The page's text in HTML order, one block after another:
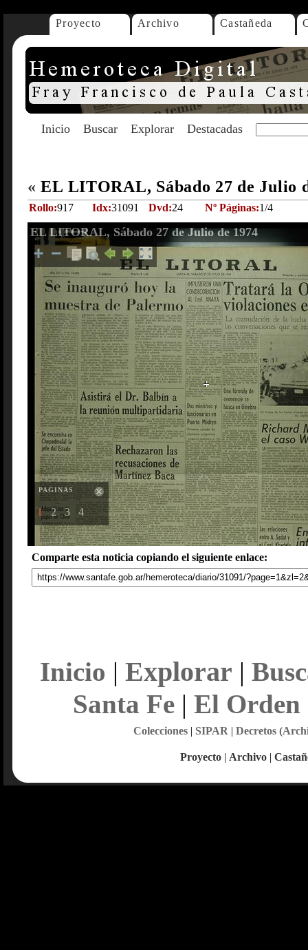
Proyecto Archivo Castañeda
Inicio Buscar Explorar Destacadas
« EL LITORAL, Sábado 27 de Julio
Rollo:917 Idx:31091 Dvd:24 Nº Páginas:1/4
EL LITORAL, Sábado 27 de Julio de 1974
PAGINAS
1 2 3 4
Comparte esta noticia copiando el siguiente enlace:
Inicio | Explorar |
Santa Fe| El Orden
Colecciones| SIPAR | Decretos
Proyecto | Archivo |